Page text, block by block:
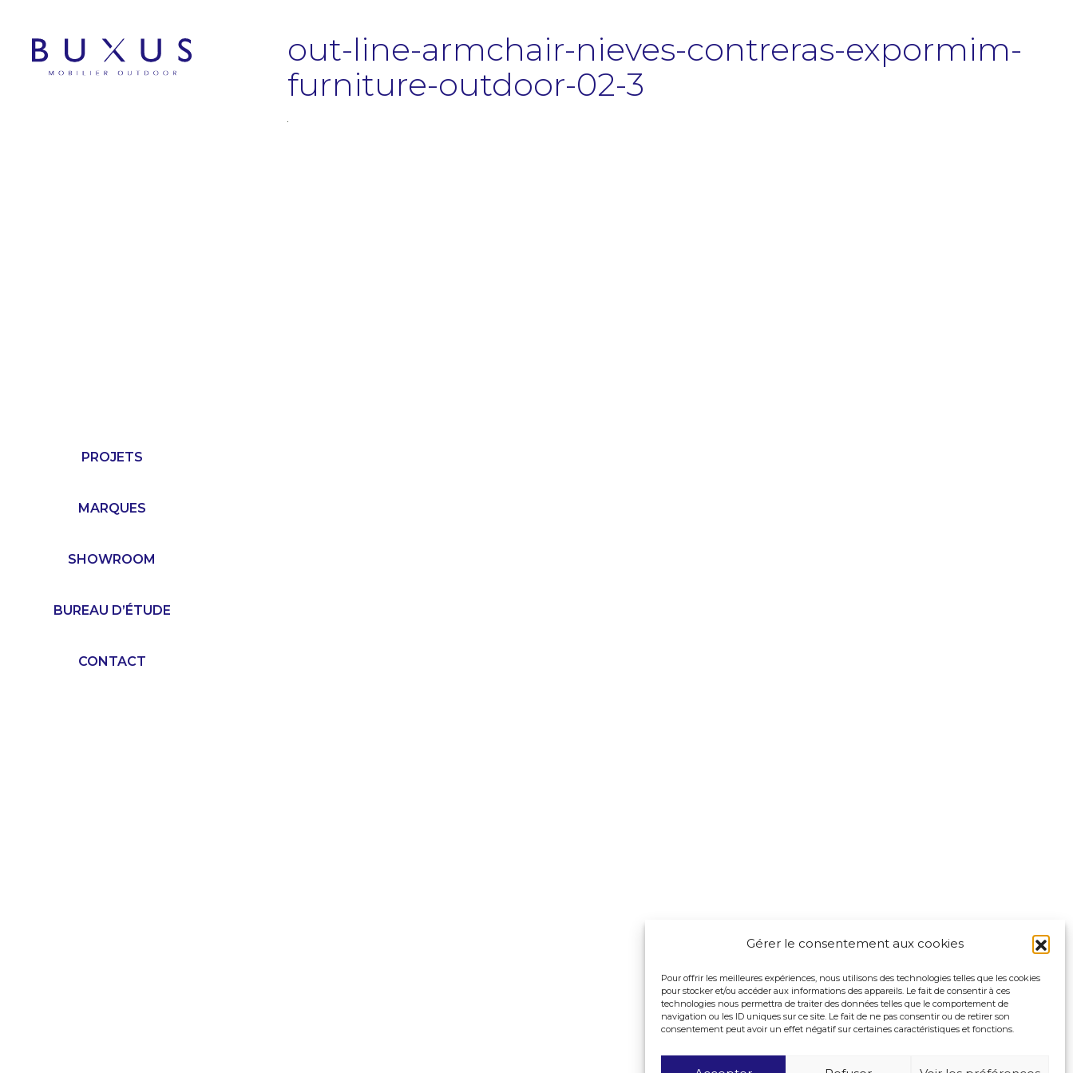
Gérer le consentement aux cookies
Pour offrir les meilleures expériences, nous utilisons des technologies telles que les cookies
pour stocker et/ou accéder aux informations des appareils. Le fait de consentir à ces
technologies nous permettra de traiter des données telles que le comportement de
navigation ou les ID uniques sur ce site. Le fait de ne pas consentir ou de retirer son
consentement peut avoir un effet négatif sur certaines caractéristiques et fonctions.
PROJETS
MARQUES
SHOWROOM
BUREAU D’ÉTUDE
CONTACT
out-line-armchair-nieves-contreras-expormim-
furniture-outdoor-02-3